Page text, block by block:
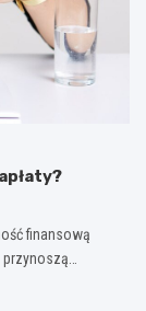
finansową